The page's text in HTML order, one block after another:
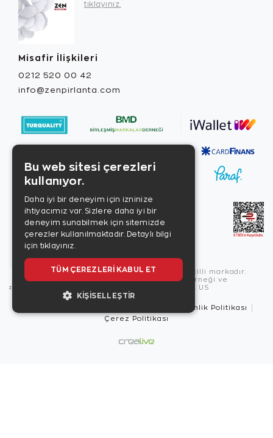
tıklayınız.
Misafir İlişkileri
0212 520 00 42
info@zenpirlanta.com
Copyright © 2026, Zen Diamond tescilli markadır.
Zen Diamond Birleşmiş Markalar Derneği ve
Turquality Destek Programı üyesidir. US
Güvenlik Politikası
Çerez Politikası
Bu web sitesi çerezleri
kullanıyor.
Daha iyi bir deneyim için izninize
ihtiyacımız var. Sizlere daha iyi bir
deneyim sunabilmek için sitemizde
çerezler kullanılmaktadır. Detaylı bilgi
için tıklayınız.
TÜM ÇEREZLERI KABUL ET
KIŞISELLEŞTIR